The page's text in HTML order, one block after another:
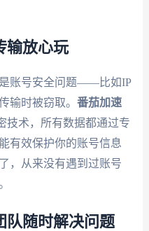
输放心玩
账号安全问题——比如IP
输时被窃取。 番茄加速
技术，所有数据都通过专
有效保护你的账号信息
，从来没有遇到过账号
队随时解决问题